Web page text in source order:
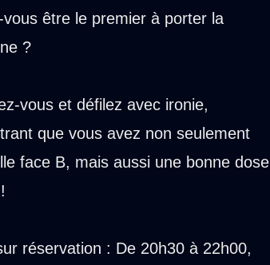
vous être le premier à porter la
?
vous et défilez avec ironie,
que vous avez non seulement
face B, mais aussi une bonne dose
réservation : De 20h30 à 22h00,